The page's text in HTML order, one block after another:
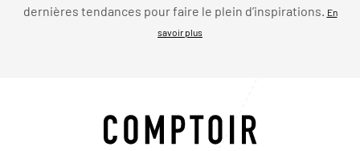
dernières tendances pour faire le plein d’inspirations.
En
savoir plus